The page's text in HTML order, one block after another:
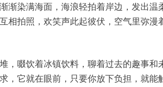
渐染满海面，海浪轻拍着岸边，发出
相拍照，欢笑声此起彼伏，空气里弥
，啜饮着冰镇饮料，聊着过去的趣事
，它就在眼前，只要你放下负担，就